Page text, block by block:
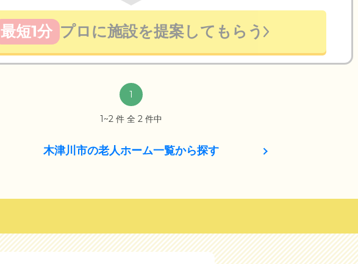
最短1分 プロに施設を提案してもらう
1
1~2 件 全 2 件中
木津川市の老人ホーム一覧から探す